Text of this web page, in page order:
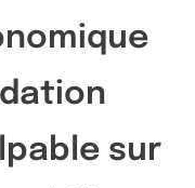
sur